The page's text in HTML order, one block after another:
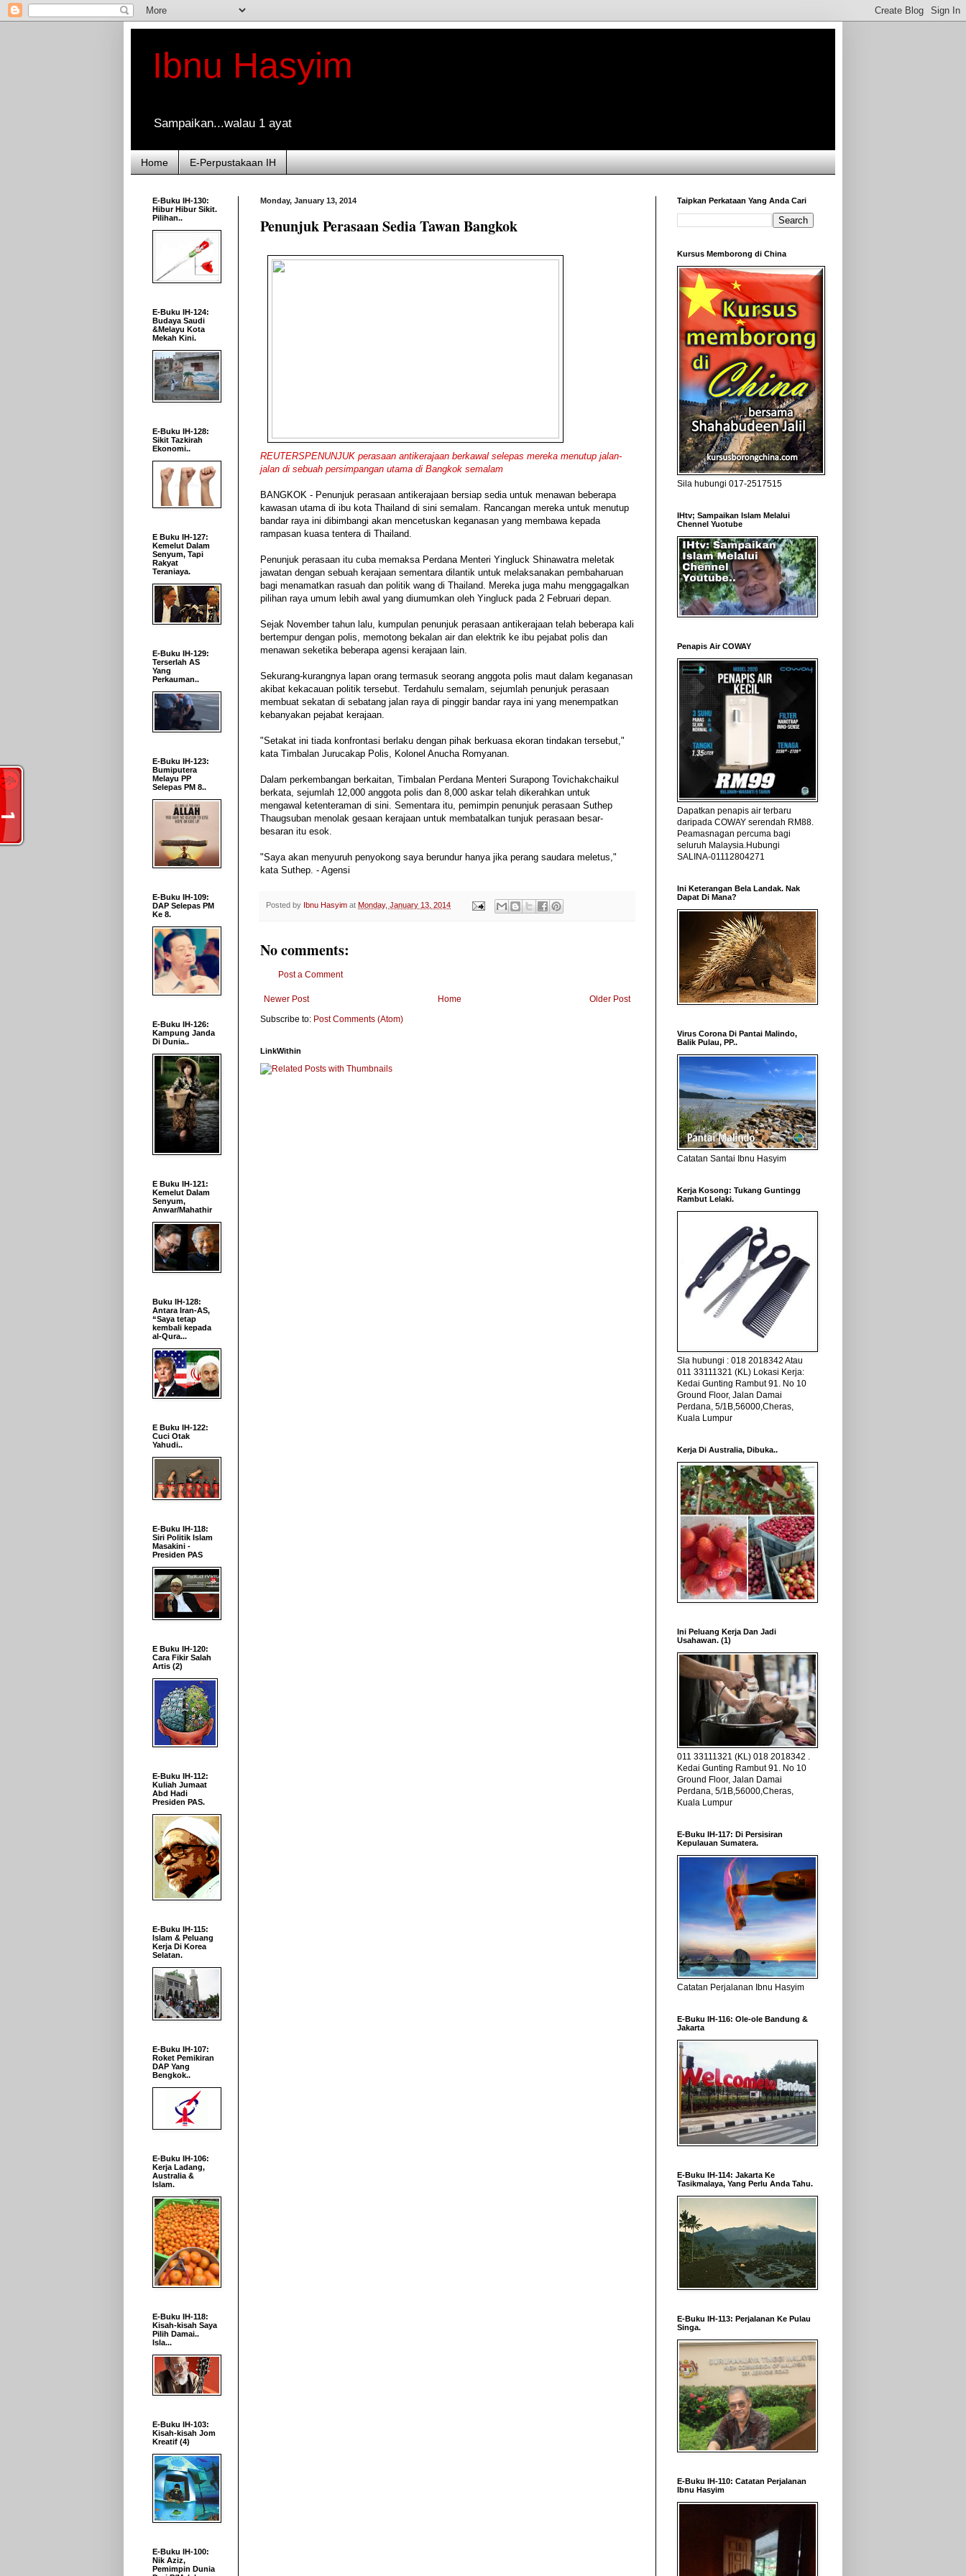
Ibnu Hasyim
Sampaikan...walau 1 ayat
Home E-Perpustakaan IH
Monday, January 13, 2014
Penunjuk Perasaan Sedia Tawan Bangkok
REUTERSPENUNJUK perasaan antikerajaan berkawal selepas mereka menutup jalan-
jalan di sebuah persimpangan utama di Bangkok semalam
BANGKOK - Penunjuk perasaan antikerajaan bersiap sedia untuk menawan beberapa
kawasan utama di ibu kota Thailand di sini semalam. Rancangan mereka untuk menutup
bandar raya ini dibimbangi akan mencetuskan keganasan yang membawa kepada
rampasan kuasa tentera di Thailand.
Penunjuk perasaan itu cuba memaksa Perdana Menteri Yingluck Shinawatra meletak
jawatan dengan sebuah kerajaan sementara dilantik untuk melaksanakan pembaharuan
bagi menamatkan rasuah dan politik wang di Thailand. Mereka juga mahu menggagalkan
pilihan raya umum lebih awal yang diumumkan oleh Yingluck pada 2 Februari depan.
Sejak November tahun lalu, kumpulan penunjuk perasaan antikerajaan telah beberapa kali
bertempur dengan polis, memotong bekalan air dan elektrik ke ibu pejabat polis dan
menawan seketika beberapa agensi kerajaan lain.
Sekurang-kurangnya lapan orang termasuk seorang anggota polis maut dalam keganasan
akibat kekacauan politik tersebut. Terdahulu semalam, sejumlah penunjuk perasaan
membuat sekatan di sebatang jalan raya di pinggir bandar raya ini yang menempatkan
kebanyakan pejabat kerajaan.
"Setakat ini tiada konfrontasi berlaku dengan pihak berkuasa ekoran tindakan tersebut,"
kata Timbalan Jurucakap Polis, Kolonel Anucha Romyanan.
Dalam perkembangan berkaitan, Timbalan Perdana Menteri Surapong Tovichakchaikul
berkata, sejumlah 12,000 anggota polis dan 8,000 askar telah dikerahkan untuk
mengawal ketenteraman di sini. Sementara itu, pemimpin penunjuk perasaan Suthep
Thaugsuban menolak gesaan kerajaan untuk membatalkan tunjuk perasaan besar-
besaran itu esok.
"Saya akan menyuruh penyokong saya berundur hanya jika perang saudara meletus,"
kata Suthep. - Agensi
Posted by Ibnu Hasyim at Monday, January 13, 2014
No comments:
Post a Comment
Newer Post Older Post
Home
Subscribe to: Post Comments (Atom)
LinkWithin
E-Buku IH-130:
Hibur Hibur Sikit.
Pilihan..
E-Buku IH-124:
Budaya Saudi
&Melayu Kota
Mekah Kini.
E-Buku IH-128:
Sikit Tazkirah
Ekonomi..
E Buku IH-127:
Kemelut Dalam
Senyum, Tapi
Rakyat
Teraniaya.
E-Buku IH-129:
Terserlah AS
Yang
Perkauman..
E-Buku IH-123:
Bumiputera
Melayu PP
Selepas PM 8..
E-Buku IH-109:
DAP Selepas PM
Ke 8.
E-Buku IH-126:
Kampung Janda
Di Dunia..
E Buku IH-121:
Kemelut Dalam
Senyum,
Anwar/Mahathir
Buku IH-128:
Antara Iran-AS,
“Saya tetap
kembali kepada
al-Qura...
E Buku IH-122:
Cuci Otak
Yahudi..
E-Buku IH-118:
Siri Politik Islam
Masakini -
Presiden PAS
E Buku IH-120:
Cara Fikir Salah
Artis (2)
E-Buku IH-112:
Kuliah Jumaat
Abd Hadi
Presiden PAS.
E-Buku IH-115:
Islam & Peluang
Kerja Di Korea
Selatan.
E-Buku IH-107:
Roket Pemikiran
DAP Yang
Bengkok..
E-Buku IH-106:
Kerja Ladang,
Australia &
Islam.
E-Buku IH-118:
Kisah-kisah Saya
Pilih Damai..
Isla...
E-Buku IH-103:
Kisah-kisah Jom
Kreatif (4)
E-Buku IH-100:
Nik Aziz,
Pemimpin Dunia
Taipkan Perkataan Yang Anda Cari
Kursus Memborong di China
Sila hubungi 017-2517515
IHtv; Sampaikan Islam Melalui
Chennel Yuotube
Penapis Air COWAY
Dapatkan penapis air terbaru
daripada COWAY serendah RM88.
Peamasnagan percuma bagi
seluruh Malaysia.Hubungi
SALINA-01112804271
Ini Keterangan Bela Landak. Nak
Dapat Di Mana?
Virus Corona Di Pantai Malindo,
Balik Pulau, PP..
Catatan Santai Ibnu Hasyim
Kerja Kosong: Tukang Guntingg
Rambut Lelaki.
Sla hubungi : 018 2018342 Atau
011 33111321 (KL) Lokasi Kerja:
Kedai Gunting Rambut 91. No 10
Ground Floor, Jalan Damai
Perdana, 5/1B,56000,Cheras,
Kuala Lumpur
Kerja Di Australia, Dibuka..
Ini Peluang Kerja Dan Jadi
Usahawan. (1)
011 33111321 (KL) 018 2018342 .
Kedai Gunting Rambut 91. No 10
Ground Floor, Jalan Damai
Perdana, 5/1B,56000,Cheras,
Kuala Lumpur
E-Buku IH-117: Di Persisiran
Kepulauan Sumatera.
Catatan Perjalanan Ibnu Hasyim
E-Buku IH-116: Ole-ole Bandung &
Jakarta
E-Buku IH-114: Jakarta Ke
Tasikmalaya, Yang Perlu Anda Tahu.
E-Buku IH-113: Perjalanan Ke Pulau
Singa.
E-Buku IH-110: Catatan Perjalanan
Ibnu Hasyim